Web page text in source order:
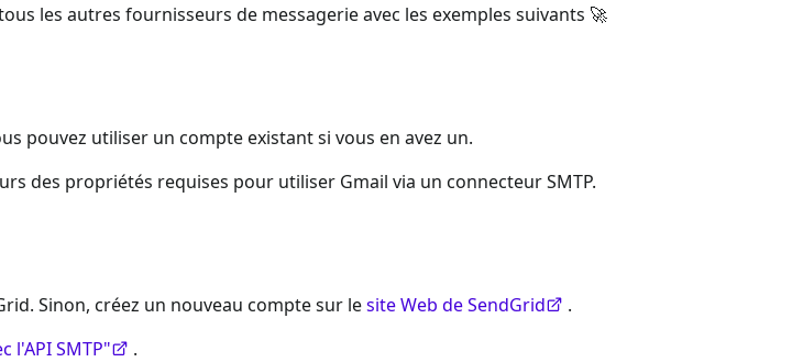
les autres fournisseurs de messagerie avec les exemples suivants 🚀
pouvez utiliser un compte existant si vous en avez un.
des propriétés requises pour utiliser Gmail via un connecteur SMTP.
Sinon, créez un nouveau compte sur lesite Web de SendGrid
.
l'API SMTP"
.